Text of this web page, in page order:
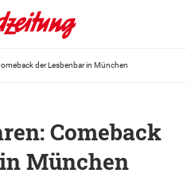
der Lesbenbar in München
Comeback
München